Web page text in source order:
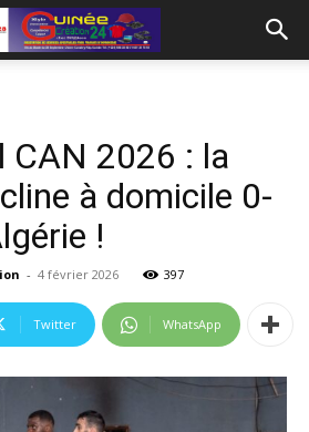
CAN 2026 : la
à domicile 0-
!
- 4 février 2026 397
Twitter WhatsApp